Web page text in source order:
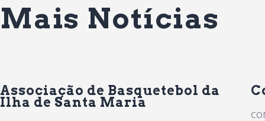
Mais Notícias
Associação de Basquetebol da
Ilha de Santa Maria